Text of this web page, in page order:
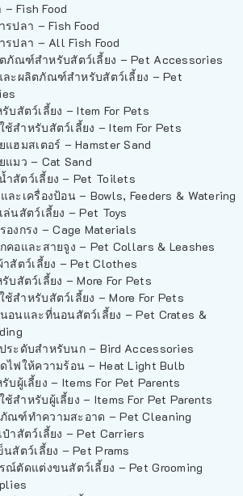
Fish Food
รปลา – Fish Food
รปลา – All Fish Food
ภัณฑ์สำหรับสัตว์เลี้ยง – Pet Accessories
ะผลิตภัณฑ์สำหรับสัตว์เลี้ยง – Pet
บสัตว์เลี้ยง – Item For Pets
ช้สำหรับสัตว์เลี้ยง – Item For Pets
แฮมสเตอร์ – Hamster Sand
แมว – Cat Sand
ำสัตว์เลี้ยง – Pet Toilets
ละเครื่องป้อน – Bowls, Feeders & Watering
ล่นสัตว์เลี้ยง – Pet Toys
องกรง – Cage Materials
คอและสายจูง – Pet Collars & Leashes
าสัตว์เลี้ยง – Pet Clothes
บสัตว์เลี้ยง – More For Pets
ช้สำหรับสัตว์เลี้ยง – More For Pets
อนและที่นอนสัตว์เลี้ยง – Pet Crates &
ระดับสำหรับนก – Bird Accessories
ไฟให้ความร้อน – Heat Light Bulb
บผู้เลี้ยง – Items For Pet Parents
ช้สำหรับผู้เลี้ยง – Items For Pet Parents
ณฑ์ทำความสะอาด – Pet Cleaning
ป๋าสัตว์เลี้ยง – Pet Carriers
นสัตว์เลี้ยง – Pet Prams
ณ์ตัดแต่งขนสัตว์เลี้ยง – Pet Grooming